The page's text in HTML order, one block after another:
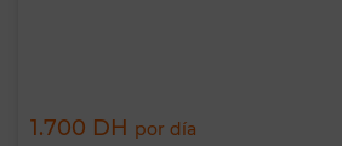
1.700 DH por día